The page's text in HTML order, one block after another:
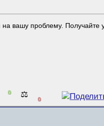
вашу проблему. Получайте
0 ⚖️ 0